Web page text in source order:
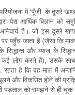
में ‘पूँजी’ के दूसरे
पेश आर्थिक विज्ञान को
है। जो इस दूसरे
पहुँच जाता है (जैसा कि
के सिद्धान्त और ब्याज के
कई लोग करते हैं), उसके
रहता है कि वह माल में
और विकसित होने की
पड़ताल को समझने से ही चूक